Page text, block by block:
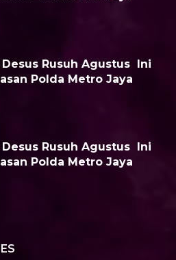
Desus Rusuh Agustus Ini
Polda Metro Jaya
Desus Rusuh Agustus Ini
Polda Metro Jaya